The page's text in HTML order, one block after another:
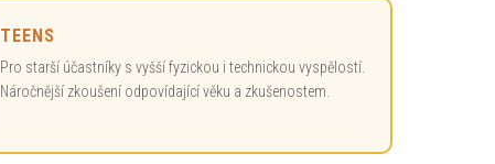
TEENS
Pro starší účastníky s vyšší fyzickou i technickou vyspělostí.
Náročnější zkoušení odpovídající věku a zkušenostem.